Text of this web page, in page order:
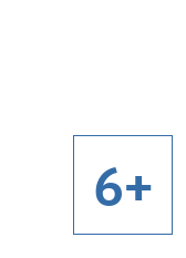
6+